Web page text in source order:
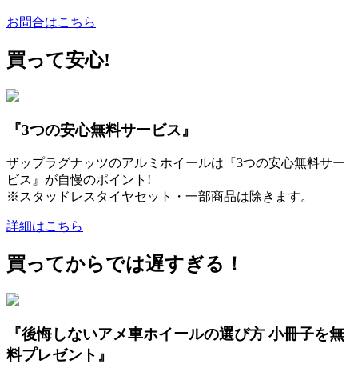
お問合はこちら
買って安心!
『3つの安心無料サービス』
ザップラグナッツのアルミホイールは『3つの安心無料サー
ビス』が自慢のポイント!
※スタッドレスタイヤセット・一部商品は除きます。
詳細はこちら
買ってからでは遅すぎる！
『後悔しないアメ車ホイールの選び方 小冊子を無
料プレゼント』